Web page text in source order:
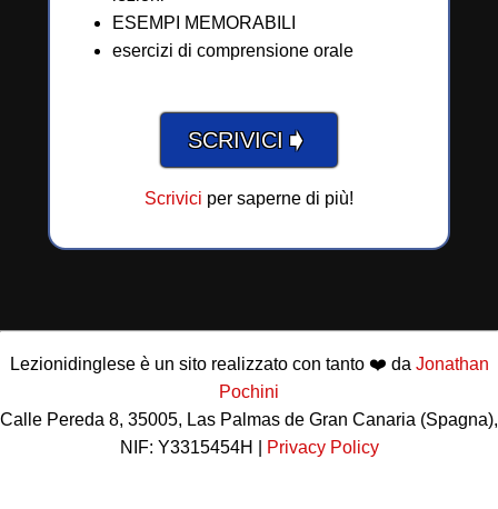
ESEMPI MEMORABILI
esercizi di comprensione orale
SCRIVICI ➧
Scrivici per saperne di più!
Lezionidinglese è un sito realizzato con tanto ❤️ da Jonathan
Pochini
Calle Pereda 8, 35005, Las Palmas de Gran Canaria (Spagna),
NIF: Y3315454H |
Privacy Policy